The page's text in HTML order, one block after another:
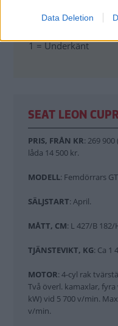
Data Deletion
3 = Bra
1 = Underkänt
SEAT LEON
PRIS, FRÅN KR: 269
låda 14 500 kr.
MODELL: Femdörrars
SÄLJSTART: April.
MÅTT, CM: L 427/B 182/
TJÄNSTEVIKT, KG: Ca 1
MOTOR: 4-cyl rak
Två överl. kamaxlar,
kW) vid 5 700 v/min.
v/min.